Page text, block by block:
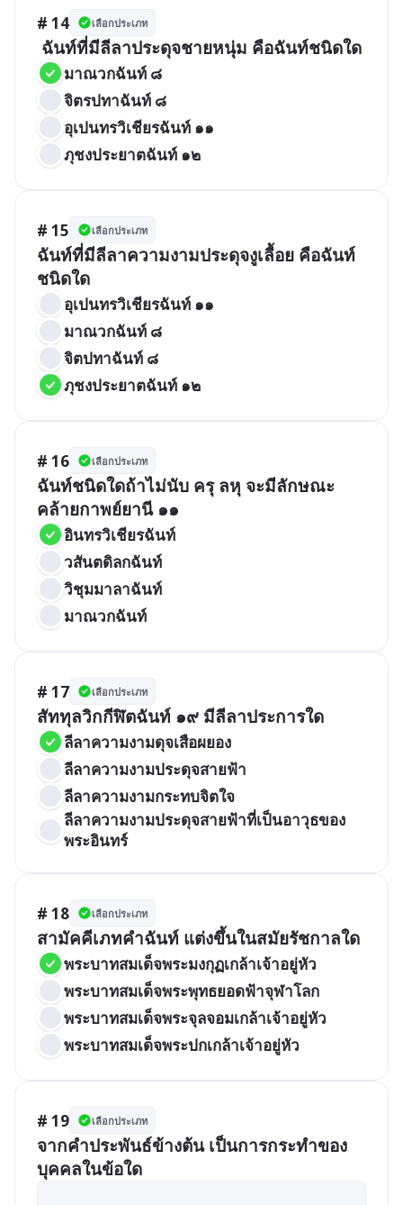
# 14 เลือกประเภท
ฉันท์ที่มีลีลาประดุจชายหนุ่ม คือฉันท์ชนิดใด
มาณวกฉันท์ ๘
จิตรปทาฉันท์ ๘
อุเปนทรวิเชียรฉันท์ ๑๑
ภุชงประยาตฉันท์ ๑๒
# 15 เลือกประเภท
ฉันท์ที่มีลีลาความงามประดุจงูเลื้อย คือฉันท์
ชนิดใด
อุเปนทรวิเชียรฉันท์ ๑๑
มาณวกฉันท์ ๘
จิตปทาฉันท์ ๘
ภุชงประยาตฉันท์ ๑๒
# 16 เลือกประเภท
ฉันท์ชนิดใดถ้าไม่นับ ครุ ลหุ จะมีลักษณะ
คล้ายกาพย์ยานี ๑๑
อินทรวิเชียรฉันท์
วสันตดิลกฉันท์
วิชุมมาลาฉันท์
มาณวกฉันท์
# 17 เลือกประเภท
สัททุลวิกกีฬิตฉันท์ ๑๙ มีลีลาประการใด
ลีลาความงามดุจเสือผยอง
ลีลาความงามประดุจสายฟ้า
ลีลาความงามกระทบจิตใจ
ลีลาความงามประดุจสายฟ้าที่เป็นอาวุธของ
พระอินทร์
# 18 เลือกประเภท
สามัคคีเภทคำฉันท์ แต่งขึ้นในสมัยรัชกาลใด
พระบาทสมเด็จพระมงกุฏเกล้าเจ้าอยู่หัว
พระบาทสมเด็จพระพุทธยอดฟ้าจุฬาโลก
พระบาทสมเด็จพระจุลจอมเกล้าเจ้าอยู่หัว
พระบาทสมเด็จพระปกเกล้าเจ้าอยู่หัว
# 19 เลือกประเภท
จากคำประพันธ์ข้างต้น เป็นการกระทำของ
บุคคลในข้อใด